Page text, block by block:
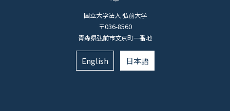
国立大学法人 弘前大学
〒036-8560
青森県弘前市文京町一番地
English 日本語